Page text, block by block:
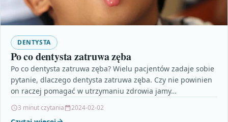
DENTYSTA
Po co dentysta zatruwa zęba
Po co dentysta zatruwa zęba? Wielu pacjentów zadaje sobie
pytanie, dlaczego dentysta zatruwa zęba. Czy nie powinien
on raczej pomagać w utrzymaniu zdrowia jamy…
3 minut czytania 2024-02-02